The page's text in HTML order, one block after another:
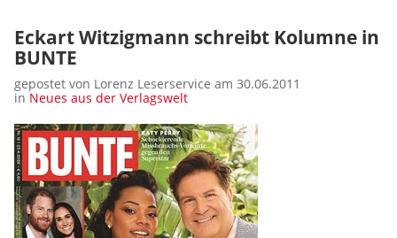
Eckart Witzigmann schreibt Kolumne in
BUNTE
gepostet von Lorenz Leserservice am 30.06.2011
in Neues aus der Verlagswelt